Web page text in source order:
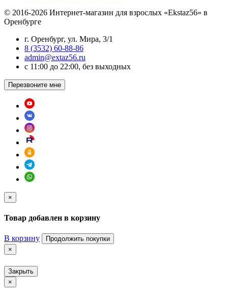
© 2016-2026 Интернет-магазин для взрослых «Ekstaz56» в
Оренбурге
г. Оренбург, ул. Мира, 3/1
8 (3532) 60-88-86
admin@extaz56.ru
c 11:00 до 22:00, без выходных
Перезвоните мне
×
Товар добавлен в корзину
В корзину
Продолжить покупки
×
Закрыть
×